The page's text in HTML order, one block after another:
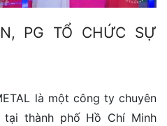
PG TỔ CHỨC SỰ
là một công ty chuyên
thành phố Hồ Chí Minh